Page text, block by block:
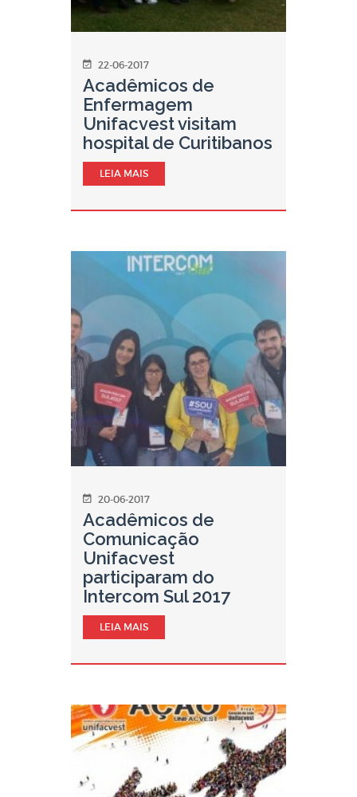
22-06-2017
Acadêmicos de
Enfermagem
Unifacvest visitam
hospital de Curitibanos
LEIA MAIS
20-06-2017
Acadêmicos de
Comunicação
Unifacvest
participaram do
Intercom Sul 2017
LEIA MAIS